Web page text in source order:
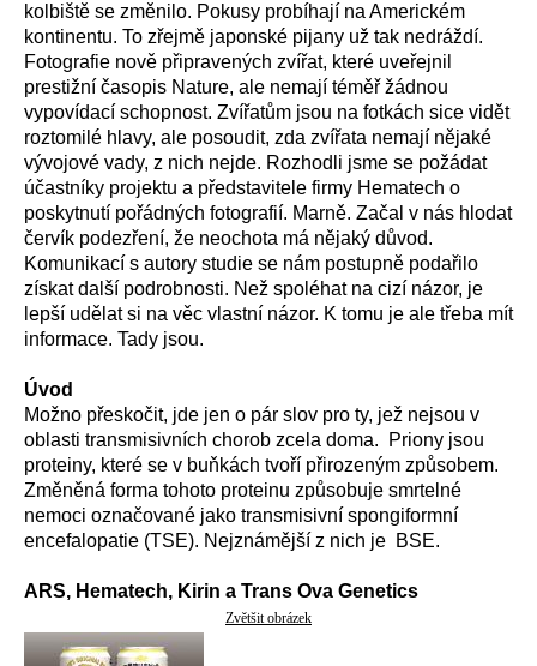
kolbiště se změnilo. Pokusy probíhají na Americkém
kontinentu. To zřejmě japonské pijany už tak nedráždí.
Fotografie nově připravených zvířat, které uveřejnil
prestižní časopis Nature, ale nemají téměř žádnou
vypovídací schopnost. Zvířatům jsou na fotkách sice vidět
roztomilé hlavy, ale posoudit, zda zvířata nemají nějaké
vývojové vady, z nich nejde. Rozhodli jsme se požádat
účastníky projektu a představitele firmy Hematech o
poskytnutí pořádných fotografií. Marně. Začal v nás hlodat
červík podezření, že neochota má nějaký důvod.
Komunikací s autory studie se nám postupně podařilo
získat další podrobnosti. Než spoléhat na cizí názor, je
lepší udělat si na věc vlastní názor. K tomu je ale třeba mít
informace. Tady jsou.
Úvod
Možno přeskočit, jde jen o pár slov pro ty, jež nejsou v
oblasti transmisivních chorob zcela doma. Priony jsou
proteiny, které se v buňkách tvoří přirozeným způsobem.
Změněná forma tohoto proteinu způsobuje smrtelné
nemoci označované jako transmisivní spongiformní
encefalopatie (TSE). Nejznámější z nich je BSE.
ARS, Hematech, Kirin a Trans Ova Genetics
Zvětšit obrázek